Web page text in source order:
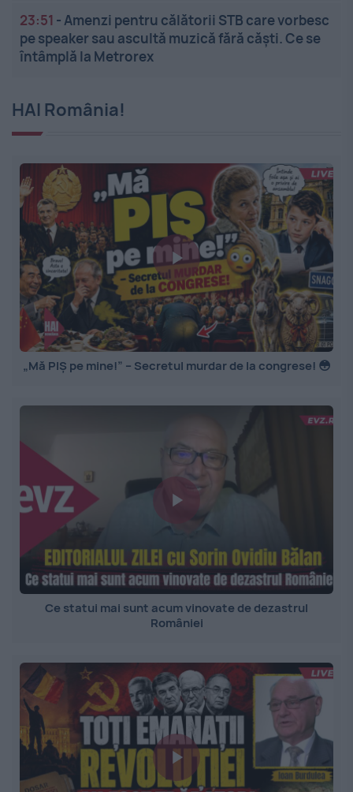
23:51 -Amenzi pentru călătorii STB care vorbesc
pe speaker sau ascultă muzică fără căști. Ce se
întâmplă la Metrorex
HAI România!
„Mă PIȘ pe mine!” – Secretul murdar de la congrese! 😳
Ce statui mai sunt acum vinovate de dezastrul
României